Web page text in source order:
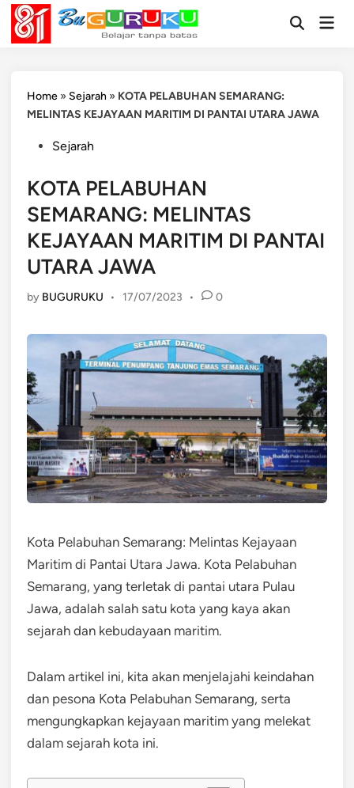
Skip
content
OpenMain
Home » Sejarah » KOTA PELABUHAN SEMARANG:
MELINTAS KEJAYAAN MARITIM DI PANTAI UTARA JAWA
PostedSejarah
KOTA PELABUHAN
SEMARANG: MELINTAS
KEJAYAAN MARITIM DI PANTAI
UTARA JAWA
by BUGURUKU • 17/07/2023 • 0
Kota Pelabuhan Semarang: Melintas Kejayaan
Maritim di Pantai Utara Jawa. Kota Pelabuhan
Semarang, yang terletak di pantai utara Pulau
Jawa, adalah salah satu kota yang kaya akan
sejarah dan kebudayaan maritim.
Dalam artikel ini, kita akan menjelajahi keindahan
dan pesona Kota Pelabuhan Semarang, serta
mengungkapkan kejayaan maritim yang melekat
dalam sejarah kota ini.